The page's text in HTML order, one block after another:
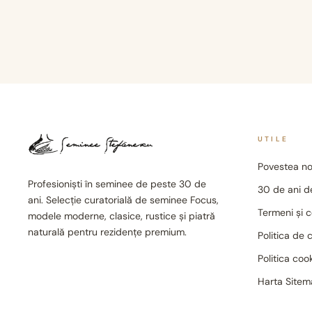
Profesioniști în seminee de peste 30 de
ani. Selecție curatorială de seminee Focus,
modele moderne, clasice, rustice și piatră
naturală pentru rezidențe premium.
UTILE
Povestea
30 de ani
Termeni și
Politica de
Politica
Harta